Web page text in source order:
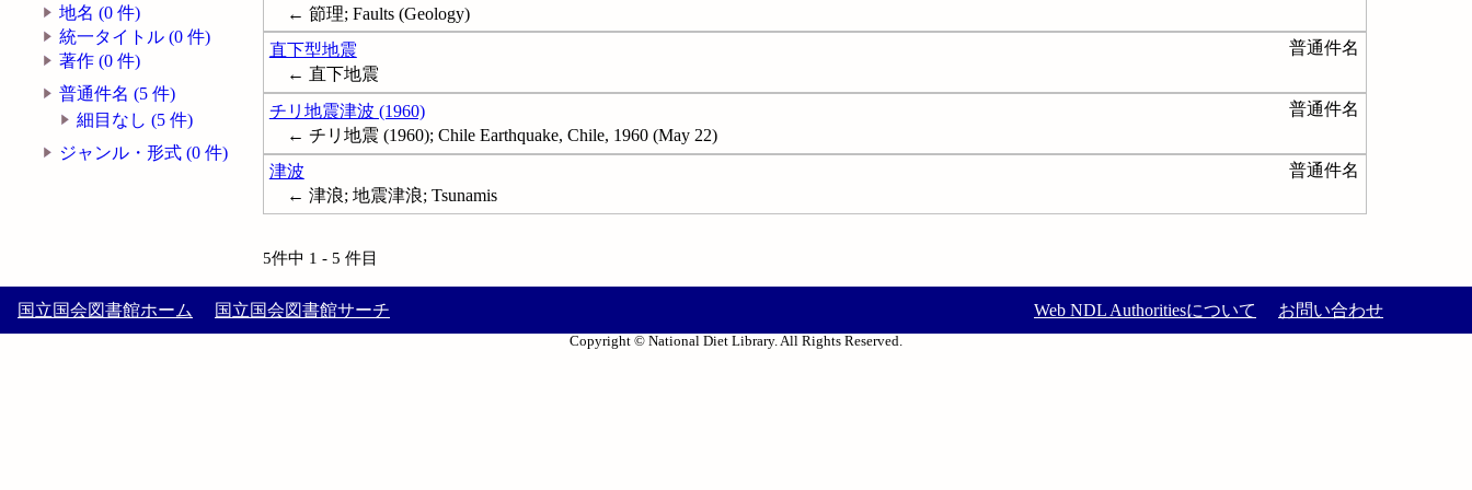
地名 (0 件)
統一タイトル (0 件)
著作 (0 件)
普通件名 (5 件)
細目なし (5 件)
ジャンル・形式 (0 件)
← 節理; Faults (Geology)
直下型地震
普通件名
← 直下地震
チリ地震津波 (1960)
普通件名
← チリ地震 (1960); Chile Earthquake, Chile, 1960 (May 22)
津波
普通件名
← 津浪; 地震津浪; Tsunamis
5件中 1 - 5 件目
国立国会図書館ホーム 国立国会図書館サーチ Web NDL Authoritiesについて お問い合わせ
Copyright © National Diet Library. All Rights Reserved.